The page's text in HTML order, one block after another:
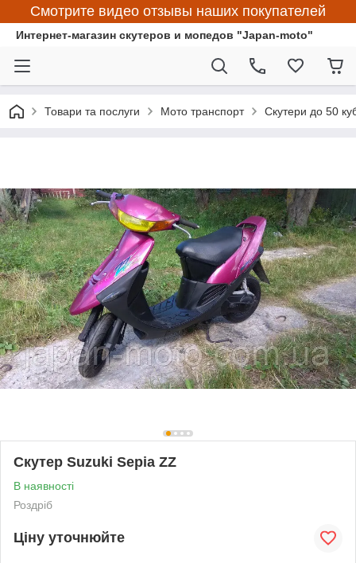
Смотрите видео отзывы наших покупателей
Интернет-магазин скутеров и мопедов "Japan-moto"
Товари та послуги Мото транспорт Скутери до 50
Скутер Suzuki Sepia ZZ
В наявності
Роздріб
Ціну уточнюйте